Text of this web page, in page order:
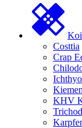
Costtia
Crap
KHV